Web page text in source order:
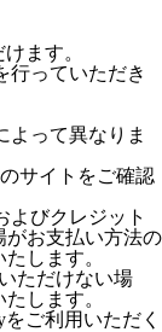
ます。
行っていただき
よって異なりま
サイトをご確認
よびクレジット
がお支払い方法の
します。
ただけない場
します。
ご利用いただく